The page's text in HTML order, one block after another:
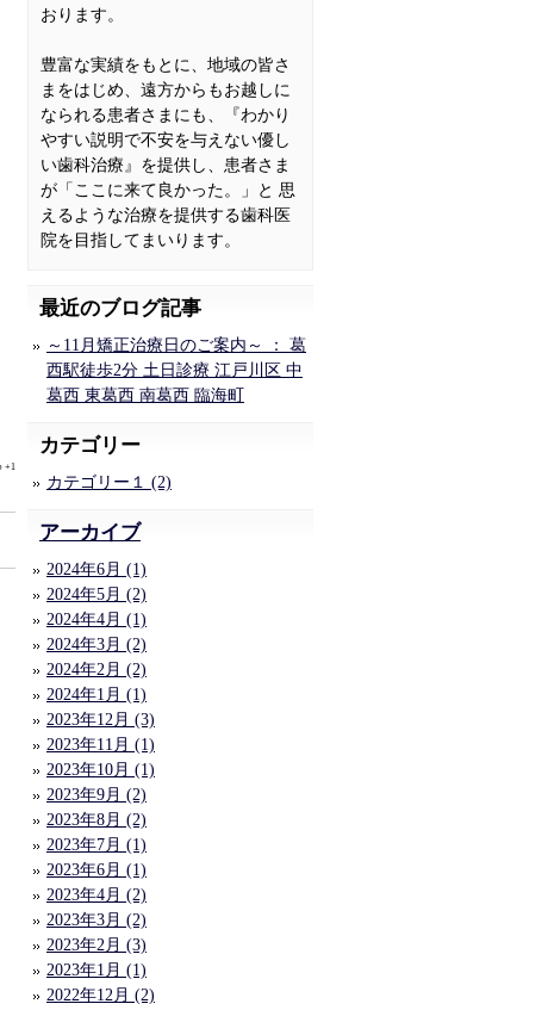
+1
おります。
豊富な実績をもとに、地域の皆さ
まをはじめ、遠方からもお越しに
なられる患者さまにも、『わかり
やすい説明で不安を与えない優し
い歯科治療』を提供し、患者さま
が「ここに来て良かった。」と 思
えるような治療を提供する歯科医
院を目指してまいります。
最近のブログ記事
～11月矯正治療日のご案内～ ： 葛
西駅徒歩2分 土日診療 江戸川区 中
葛西 東葛西 南葛西 臨海町
カテゴリー
カテゴリー１ (2)
アーカイブ
2024年6月 (1)
2024年5月 (2)
2024年4月 (1)
2024年3月 (2)
2024年2月 (2)
2024年1月 (1)
2023年12月 (3)
2023年11月 (1)
2023年10月 (1)
2023年9月 (2)
2023年8月 (2)
2023年7月 (1)
2023年6月 (1)
2023年4月 (2)
2023年3月 (2)
2023年2月 (3)
2023年1月 (1)
2022年12月 (2)